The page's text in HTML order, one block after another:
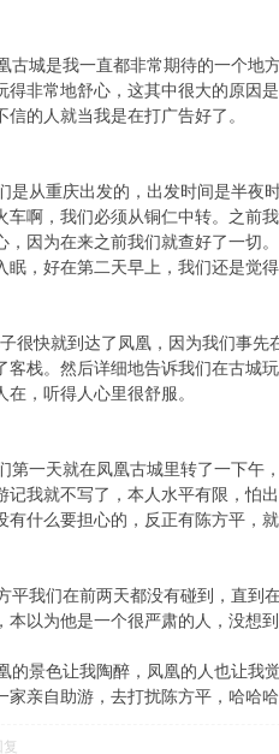
城是我一直都非常期待的一个地
得非常地舒心，这其中很大的原因
信的人就当我是在打广告好了。
从重庆出发的，出发时间是半夜
车啊，我们必须从铜仁中转。之前
，因为在来之前我们就查好了一切
眠，好在第二天早上，我们还是觉
快就到达了凤凰，因为我们事先
客栈。然后详细地告诉我们在古城
在，听得人心里很舒服。
一天就在凤凰古城里转了一下午
记我就不写了，本人水平有限，怕
有什么要担心的，反正有陈方平，
我们在前两天都没有碰到，直到
本以为他是一个很严肃的人，没想
景色让我陶醉，凤凰的人也让我
家亲自助游，去打扰陈方平，哈哈
复